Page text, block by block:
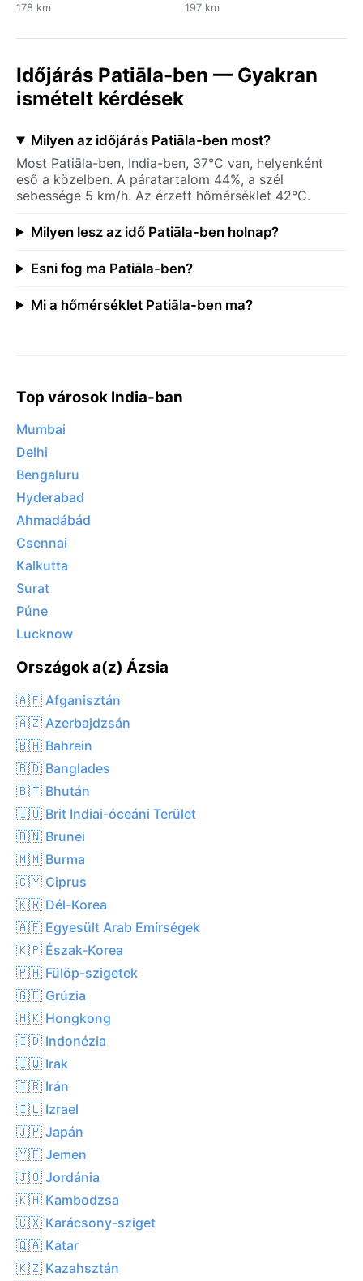
178 km 197 km
Időjárás Patiāla-ben — Gyakran
ismételt kérdések
Milyen az időjárás Patiāla-ben most?
Most Patiāla-ben, India-ben, 37°C van, helyenként
eső a közelben. A páratartalom 44%, a szél
sebessége 5 km/h. Az érzett hőmérséklet 42°C.
Milyen lesz az idő Patiāla-ben holnap?
Esni fog ma Patiāla-ben?
Mi a hőmérséklet Patiāla-ben ma?
Top városok India-ban
Mumbai
Delhi
Bengaluru
Hyderabad
Ahmadábád
Csennai
Kalkutta
Surat
Púne
Lucknow
Országok a(z) Ázsia
🇦🇫 Afganisztán
🇦🇿 Azerbajdzsán
🇧🇭 Bahrein
🇧🇩 Banglades
🇧🇹 Bhután
🇮🇴 Brit Indiai-óceáni Terület
🇧🇳 Brunei
🇲🇲 Burma
🇨🇾 Ciprus
🇰🇷 Dél-Korea
🇦🇪 Egyesült Arab Emírségek
🇰🇵 Észak-Korea
🇵🇭 Fülöp-szigetek
🇬🇪 Grúzia
🇭🇰 Hongkong
🇮🇩 Indonézia
🇮🇶 Irak
🇮🇷 Irán
🇮🇱 Izrael
🇯🇵 Japán
🇾🇪 Jemen
🇯🇴 Jordánia
🇰🇭 Kambodzsa
🇨🇽 Karácsony-sziget
🇶🇦 Katar
🇰🇿 Kazahsztán